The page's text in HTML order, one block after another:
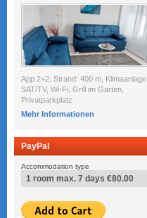
App 2+2, Strand: 400 m, Klimaanlage,
SAT/TV, Wi-Fi, Grill im Garten,
Privatparkplatz
Mehr Informationen
PayPal
Accommodation type